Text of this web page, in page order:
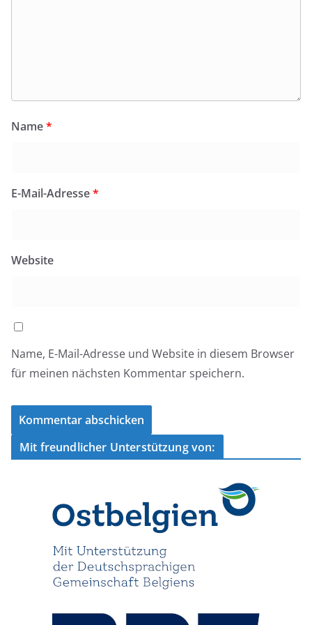
Name*
E-Mail-Adresse*
Website
Name, E-Mail-Adresse und Website in diesem Browser
für meinen nächsten Kommentar speichern.
Mit freundlicher Unterstützung von: